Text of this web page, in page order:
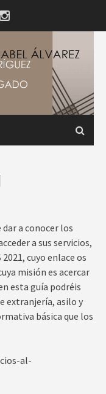
a conocer los
a sus servicios,
cuyo enlace os
misión es acercar
esta guía podréis
extranjería, asilo y
básica que los
al-